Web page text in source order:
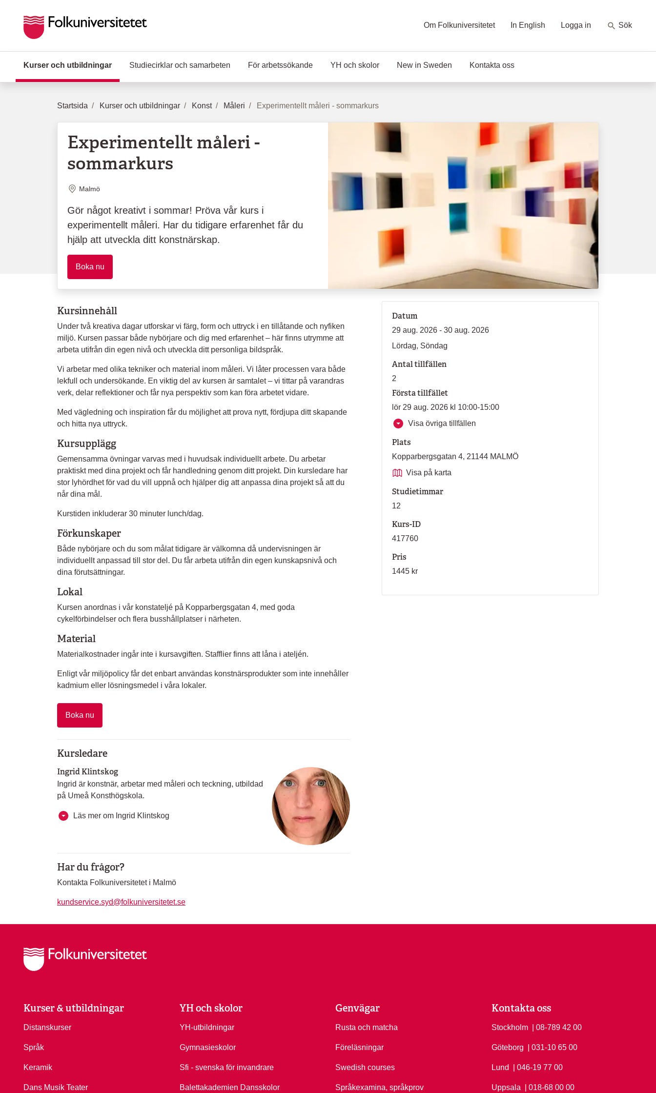
Om Folkuniversitetet In English Logga in Sök
Kurser och utbildningar (Aktuell sida)
Studiecirklar och samarbeten För arbetssökande YH och skolor New in Sweden Kontakta oss
Startsida Kurser och utbildningar Konst Måleri Experimentellt måleri - sommarkurs
Experimentellt måleri -
sommarkurs
Plats
Malmö
Gör något kreativt i sommar! Pröva vår kurs i
experimentellt måleri. Har du tidigare erfarenhet får du
hjälp att utveckla ditt konstnärskap.
Boka nu
Kursinnehåll
Under två kreativa dagar utforskar vi färg, form och uttryck i en tillåtande och nyfiken
miljö. Kursen passar både nybörjare och dig med erfarenhet – här finns utrymme att
arbeta utifrån din egen nivå och utveckla ditt personliga bildspråk.
Vi arbetar med olika tekniker och material inom måleri. Vi låter processen vara både
lekfull och undersökande. En viktig del av kursen är samtalet – vi tittar på varandras
verk, delar reflektioner och får nya perspektiv som kan föra arbetet vidare.
Med vägledning och inspiration får du möjlighet att prova nytt, fördjupa ditt skapande
och hitta nya uttryck.
Kursupplägg
Gemensamma övningar varvas med i huvudsak individuellt arbete. Du arbetar
praktiskt med dina projekt och får handledning genom ditt projekt. Din kursledare har
stor lyhördhet för vad du vill uppnå och hjälper dig att anpassa dina projekt så att du
når dina mål.
Kurstiden inkluderar 30 minuter lunch/dag.
Förkunskaper
Både nybörjare och du som målat tidigare är välkomna då undervisningen är
individuellt anpassad till stor del. Du får arbeta utifrån din egen kunskapsnivå och
dina förutsättningar.
Lokal
Kursen anordnas i vår konstateljé på Kopparbergsgatan 4, med goda
cykelförbindelser och flera busshållplatser i närheten.
Material
Materialkostnader ingår inte i kursavgiften. Stafflier finns att låna i ateljén.
Enligt vår miljöpolicy får det enbart användas konstnärsprodukter som inte innehåller
kadmium eller lösningsmedel i våra lokaler.
Boka nu
Kursledare
Ingrid Klintskog
Ingrid är konstnär, arbetar med måleri och teckning, utbildad
på Umeå Konsthögskola.
Läs mer om Ingrid Klintskog
Har du frågor?
Kontakta Folkuniversitetet i Malmö
kundservice.syd@folkuniversitetet.se
Datum
29 aug. 2026 - 30 aug. 2026
Lördag, Söndag
Antal tillfällen
2
Första tillfället
lör 29 aug. 2026 kl 10:00-15:00
Visa övriga tillfällen
Plats
Kopparbergsgatan 4, 21144 MALMÖ
Visa på karta
Studietimmar
12
Kurs-ID
417760
Pris
1445 kr
Kurser & utbildningar
Distanskurser
Språk
Keramik
Dans Musik Teater
YH och skolor
YH-utbildningar
Gymnasieskolor
Sfi - svenska för invandrare
Balettakademien Dansskolor
Genvägar
Rusta och matcha
Föreläsningar
Swedish courses
Språkexamina, språkprov
Kontakta oss
Stockholm Ring Stockholm på
| 08-789 42 00
Göteborg Ring Göteborg på
| 031-10 65 00
Lund Ring Lund på
| 046-19 77 00
Uppsala Ring Uppsala på
| 018-68 00 00